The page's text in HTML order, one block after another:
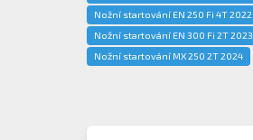
Nožní startování EN 250 Fi 4T 2022
Nožní startování EN 300 Fi 2T 2023
Nožní startování MX 250 2T 2024